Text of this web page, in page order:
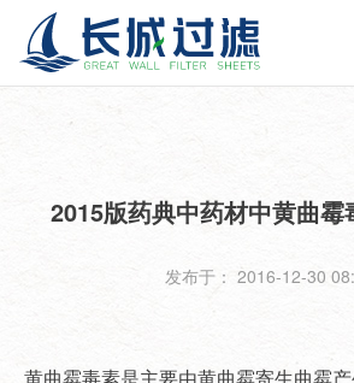
2015版药典中药材中黄曲霉
发布于： 2016-12-30